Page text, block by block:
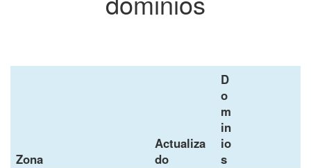
Zona
Actualiza
do
D
o
m
in
io
s